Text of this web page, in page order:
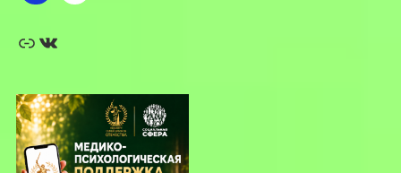
Ссылка